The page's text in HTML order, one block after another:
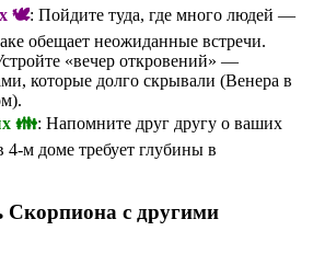
🕊️: Пойдите туда, где много людей —
обещает неожиданные встречи.
«вечер откровений» —
которые долго скрывали (Венера в
👪: Напомните друг другу о ваших
м доме требует глубины в
Скорпиона с другими